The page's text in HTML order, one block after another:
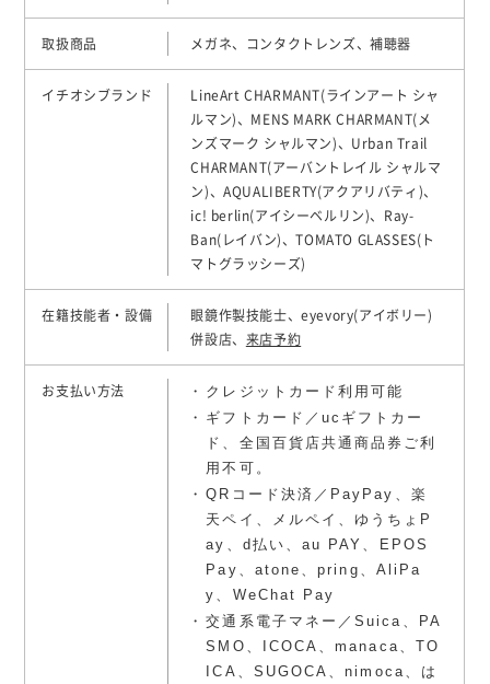
取扱商品 メガネ、コンタクトレンズ、補聴器
イチオシブランド
LineArt CHARMANT(ラインアート シャ
ルマン)、MENS MARK CHARMANT(メ
ンズマーク シャルマン)、Urban Trail
CHARMANT(アーバントレイル シャルマ
ン)、AQUALIBERTY(アクアリバティ)、
ic! berlin(アイシーベルリン)、Ray-
Ban(レイバン)、TOMATO GLASSES(ト
マトグラッシーズ)
在籍技能者・設備
眼鏡作製技能士、eyevory(アイボリー)
併設店、 来店予約
お支払い方法
クレジットカード利用可能
ギフトカード／ucギフトカー
ド、全国百貨店共通商品券ご利
用不可。
QRコード決済／PayPay、楽
天ペイ、メルペイ、ゆうちょP
ay、d払い、au PAY、EPOS
Pay、atone、pring、AliPa
y、WeChat Pay
交通系電子マネー／Suica、PA
SMO、ICOCA、manaca、TO
ICA、SUGOCA、nimoca、は